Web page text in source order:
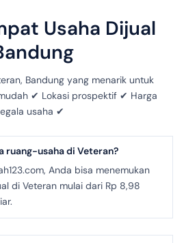
Usaha Dijual
Bandung yang menarik untuk
✔ Lokasi prospektif ✔ Harga
usaha ✔
ruang-usaha di Veteran?
Anda bisa menemukan
di Veteran mulai dari Rp 8,98